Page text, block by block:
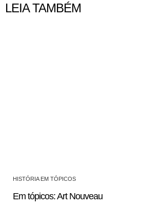
LEIA TAMBÉM
HISTÓRIA EM TÓPICOS
Em tópicos: Art Nouveau